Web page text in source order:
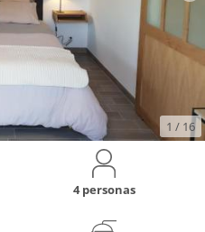
1 / 16
4 personas